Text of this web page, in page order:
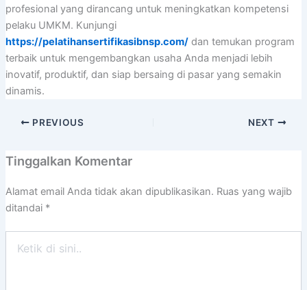
profesional yang dirancang untuk meningkatkan kompetensi
pelaku UMKM. Kunjungi
https://pelatihansertifikasibnsp.com/dan temukan program
terbaik untuk mengembangkan usaha Anda menjadi lebih
inovatif, produktif, dan siap bersaing di pasar yang semakin
dinamis.
PREVIOUS NEXT
Tinggalkan Komentar
Alamat email Anda tidak akan dipublikasikan. Ruas yang wajib
ditandai *